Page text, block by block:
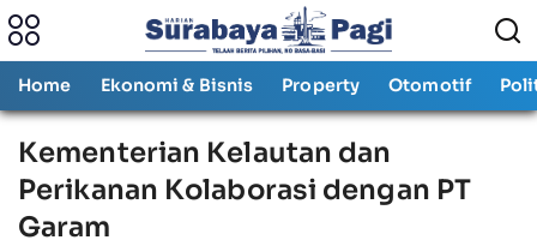
Home Ekonomi & Bisnis Property Otomotif
Kementerian Kelautan dan
Perikanan Kolaborasi dengan PT
Garam